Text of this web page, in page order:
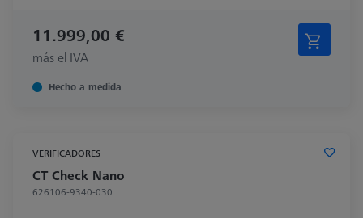
11.999,00 €
más el IVA
Hecho a medida
VERIFICADORES
CT Check Nano
626106-9340-030